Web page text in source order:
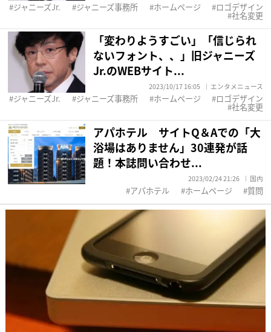
ジャニーズJr. ジャニーズ事務所 ホームページ ロゴデザイン
社名変更
「変わりようすごい」「信じられ
ないフォント、、」旧ジャニーズ
Jr.のWEBサイト...
2023/10/17 16:05 エンタメニュース
ジャニーズJr. ジャニーズ事務所 ホームページ ロゴデザイン
社名変更
アパホテル サイトQ＆Aでの「大
浴場はありません」30連発が話
題！本誌問い合わせ...
2023/02/24 21:26 国内
アパホテル ホームページ 質問